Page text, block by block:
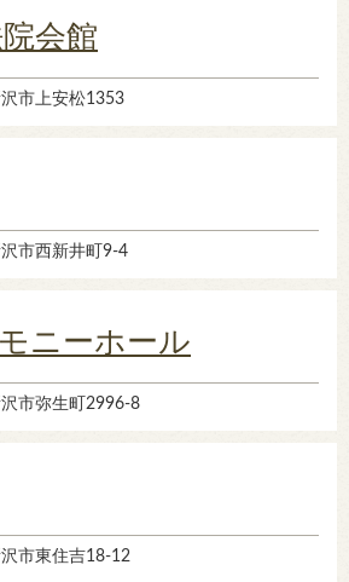
会館
市上安松1353
市西新井町9-4
ニーホール
市弥生町2996-8
市東住吉18-12